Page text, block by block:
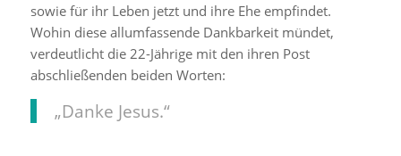
sowie für ihr Leben jetzt und ihre Ehe empfindet.
Wohin diese allumfassende Dankbarkeit mündet,
verdeutlicht die 22-Jährige mit den ihren Post
abschließenden beiden Worten:
„Danke Jesus.“